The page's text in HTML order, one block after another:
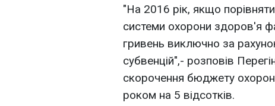
"На 2016 рік, якщо
системи охорони здоров'я
гривень виключно за
субвенцій",- розповів
скорочення бюджету
роком на 5 відсотків.